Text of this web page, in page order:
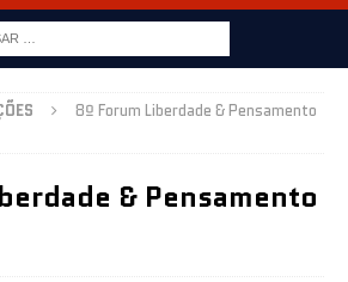
8º Forum Liberdade & Pensamento
& Pensamento